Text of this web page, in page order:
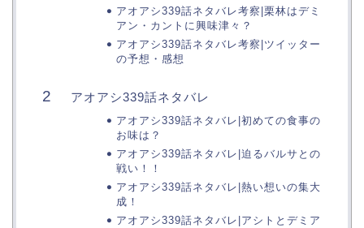
アオアシ339話ネタバレ考察|栗林はデミ
アン・カントに興味津々？
アオアシ339話ネタバレ考察|ツイッター
の予想・感想
アオアシ339話ネタバレ
アオアシ339話ネタバレ|初めての食事の
お味は？
アオアシ339話ネタバレ|迫るバルサとの
戦い！！
アオアシ339話ネタバレ|熱い想いの集大
成！
アオアシ339話ネタバレ|アシトとデミア